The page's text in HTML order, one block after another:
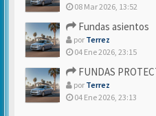
08 Mar 2026, 13:52
Fundas asientos
por Terrez
04 Ene 2026, 23:15
FUNDAS
por Terrez
04 Ene 2026, 23:13